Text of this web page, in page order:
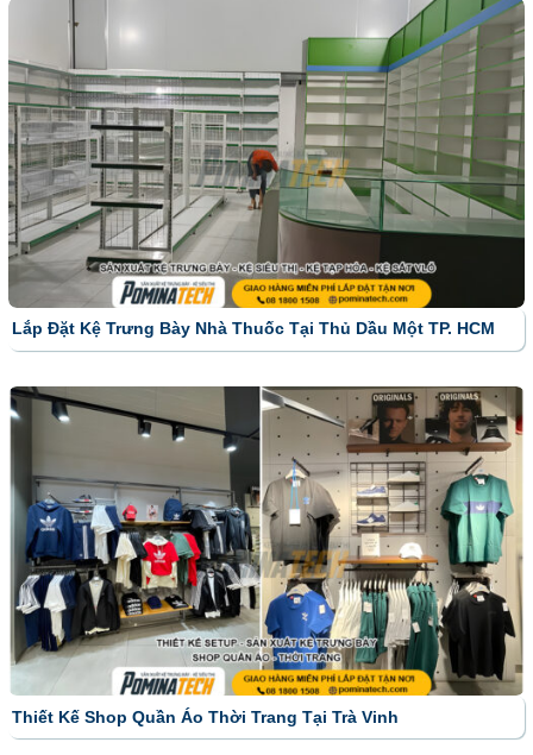
Lắp Đặt Kệ Trưng Bày Nhà Thuốc Tại Thủ Dầu Một TP. HCM
Thiết Kế Shop Quần Áo Thời Trang Tại Trà Vinh